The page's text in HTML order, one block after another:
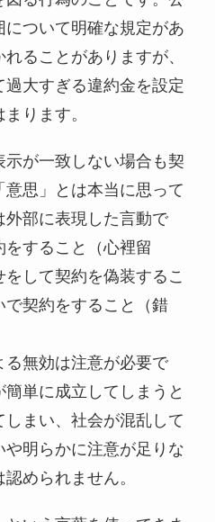
ついて明確な規定があ
ることがありますが、
大すぎる違約金を設定
ります。
示が一致しない場合も契
思」とは本当に思って
部に表現した言動で
すること（心裡留
して契約を偽装するこ
で契約をすること（錯
無効は注意が必要で
単に成立してしまうと
まい、社会が混乱して
や明らかに注意が足りな
められません。